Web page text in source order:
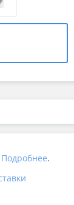
Подробнее.